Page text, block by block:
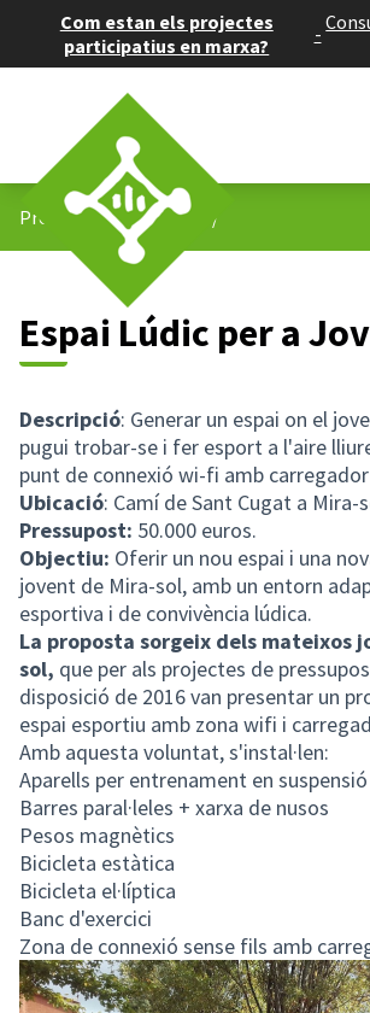
Com estan els projectes
participatius en marxa?
-
Projectes participatius /
Espai Lúdic per a
Descripció: Generar un espai on el
pugui trobar-se i fer esport a l'aire
punt de connexió wi-fi amb
Ubicació: Camí de Sant Cugat a Mira-
Pressupost: 50.000 euros.
Objectiu: Oferir un nou espai i una
jovent de Mira-sol, amb un entorn
esportiva i de convivència lúdica.
La proposta sorgeix dels mateixos
sol, que per als projectes de
disposició de 2016 van presentar un
espai esportiu amb zona wifi i
Amb aquesta voluntat, s'instal·len:
Aparells per entrenament en suspensió
Barres paral·leles + xarxa de nusos
Pesos magnètics
Bicicleta estàtica
Bicicleta el·líptica
Banc d'exercici
Zona de connexió sense fils amb